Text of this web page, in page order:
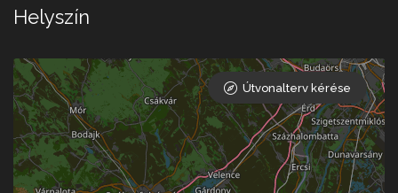
Helyszín
Útvonalterv kérése